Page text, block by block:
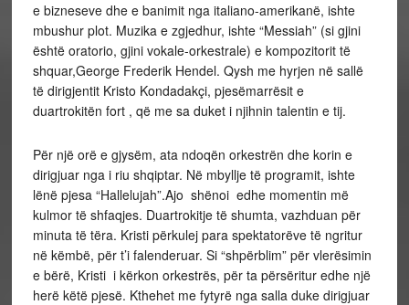
e bizneseve dhe e banimit nga italiano-amerikanë, ishte
mbushur plot. Muzika e zgjedhur, ishte “Messiah” (si gjini
është oratorio, gjini vokale-orkestrale) e kompozitorit të
shquar,George Frederik Hendel. Qysh me hyrjen në sallë
të dirigjentit Kristo Kondadakçi, pjesëmarrësit e
duartrokitën fort , që me sa duket i njihnin talentin e tij.
Për një orë e gjysëm, ata ndoqën orkestrën dhe korin e
dirigjuar nga i riu shqiptar. Në mbyllje të programit, ishte
lënë pjesa “Hallelujah”.Ajo shënoi edhe momentin më
kulmor të shfaqjes. Duartrokitje të shumta, vazhduan për
minuta të tëra. Kristi përkulej para spektatorëve të ngritur
në këmbë, për t’i falenderuar. Si “shpërblim” për vlerësimin
e bërë, Kristi i kërkon orkestrës, për ta përsëritur edhe një
herë këtë pjesë. Kthehet me fytyrë nga salla duke dirigjuar